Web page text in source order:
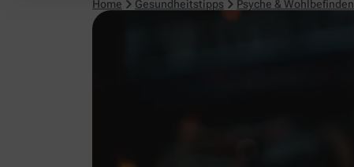
Home Gesundheitstipps Psyche & Wohlbefinden